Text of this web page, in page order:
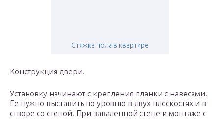
Стяжка пола в квартире
Конструкция двери.
Установку начинают с крепления планки с навесами.
Ее нужно выставить по уровню в двух плоскостях и в
створе со стеной. При заваленной стене и монтаже с